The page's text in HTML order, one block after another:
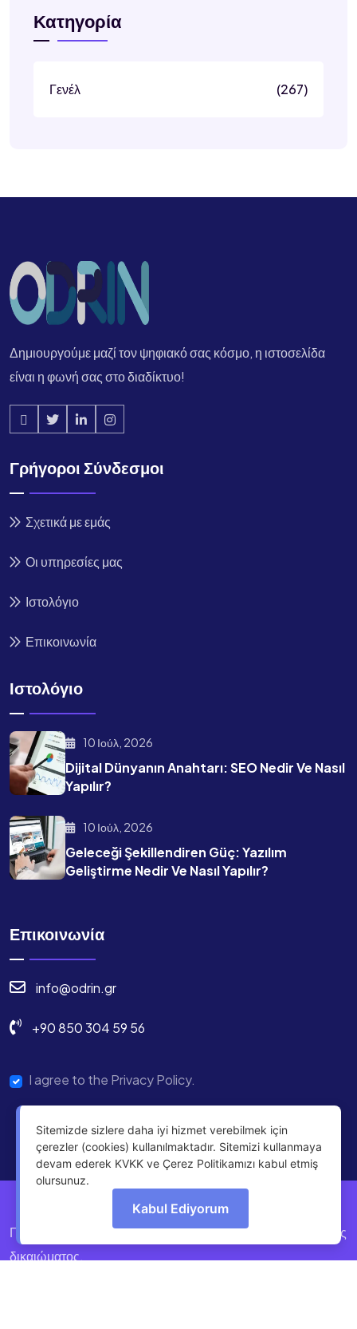
Κατηγορία
Γενέλ (267)
Δημιουργούμε μαζί τον ψηφιακό σας κόσμο, η ιστοσελίδα
είναι η φωνή σας στο διαδίκτυο!
Γρήγοροι Σύνδεσμοι
Σχετικά με εμάς
Οι υπηρεσίες μας
Ιστολόγιο
Επικοινωνία
Ιστολόγιο
10 Ιούλ, 2026
Dijital Dünyanın Anahtarı: SEO Nedir Ve Nasıl
Yapılır?
10 Ιούλ, 2026
Geleceği Şekillendiren Güç: Yazılım
Geliştirme Nedir Ve Nasıl Yapılır?
Επικοινωνία
info@odrin.gr
+90 850 304 59 56
I agree to the Privacy Policy.
Πνευματικά δικαιώματα © 2025 Odrin Με επιφύλαξη παντός
δικαιώματος.
Sitemizde sizlere daha iyi hizmet verebilmek için
çerezler (cookies) kullanılmaktadır. Sitemizi kullanmaya
devam ederek KVKK ve Çerez Politikamızı kabul etmiş
olursunuz.
Kabul Ediyorum